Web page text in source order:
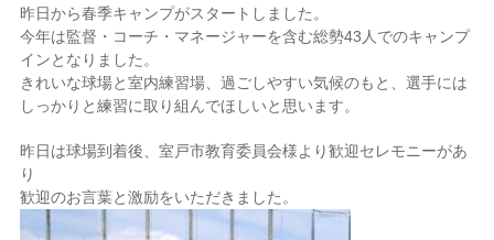
昨日から春季キャンプがスタートしました。
今年は監督・コーチ・マネージャーを含む総勢43人でのキャンプ
インとなりました。
きれいな球場と室内練習場、過ごしやすい気候のもと、選手には
しっかりと練習に取り組んでほしいと思います。
昨日は球場到着後、室戸市教育委員会様より歓迎セレモニーがあ
り
歓迎のお言葉と激励をいただきました。